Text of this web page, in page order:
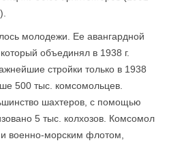
молодежи. Ее авангардной
объединял в 1938 г.
стройки только в 1938
500 тыс. комсомольцев.
шахтеров, с помощью
5 тыс. колхозов. Комсомол
военно-морским флотом,